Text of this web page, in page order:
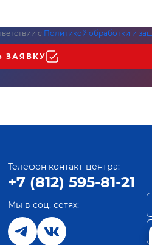
с Политикой обработки и
ЗАЯВКУ
Телефон контакт-центра:
+7 (812) 595-81-21
Мы в соц. сетях: